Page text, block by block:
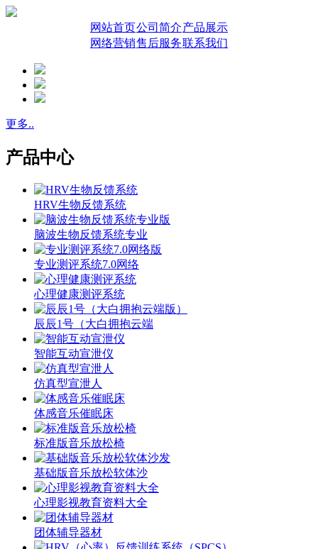
网站首页公司简介产品展示
网络营销售后服务联系我们
更多..
产品中心
HRV生物反馈系统
脑波生物反馈系统专业
专业测评系统7.0网络
心理健康测评系统
辰辰1号（大白拥抱云端
智能互动宣泄仪
仿真型宣泄人
体感音乐催眠床
标准版音乐放松椅
基础版音乐放松软体沙
心理影视教育资料大全
团体辅导器材